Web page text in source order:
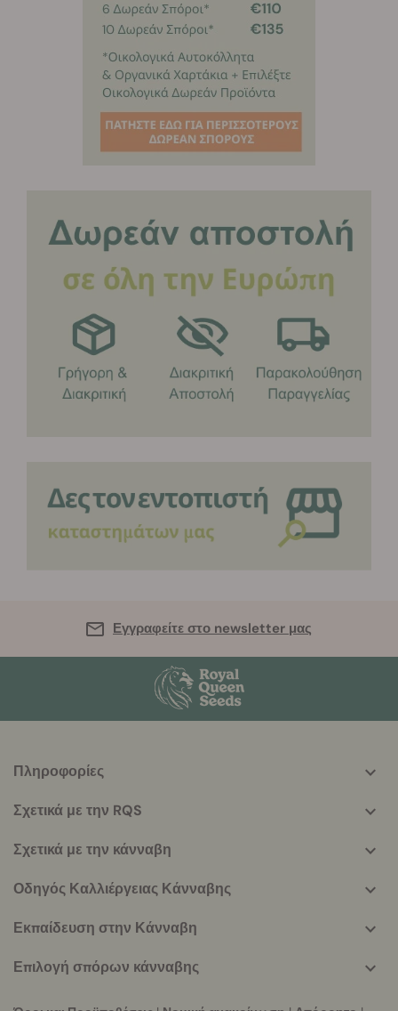
Εγγραφείτε στο newsletter μας
More
info
Πληροφορίες
Σχετικά με την RQS
Σχετικά με την κάνναβη
Οδηγός Καλλιέργειας Κάνναβης
Εκπαίδευση στην Κάνναβη
Επιλογή σπόρων κάνναβης